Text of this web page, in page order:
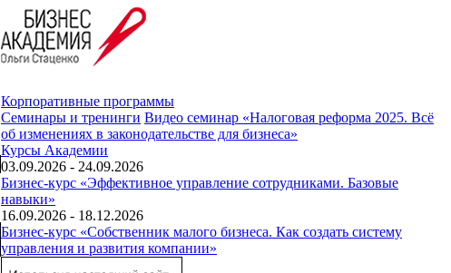
Корпоративные программы
Cеминары и тренинги Видео семинар «Налоговая реформа 2025. Всё
об изменениях в законодательстве для бизнеса»
Курсы Академии
03.09.2026 - 24.09.2026
Бизнес-курс «Эффективное управление сотрудниками. Базовые
навыки»
16.09.2026 - 18.12.2026
Бизнес-курс «Собственник малого бизнеса. Как создать систему
управления и развития компании»